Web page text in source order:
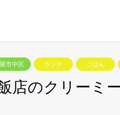
市中区 ランチ ごはん
店のクリーミ